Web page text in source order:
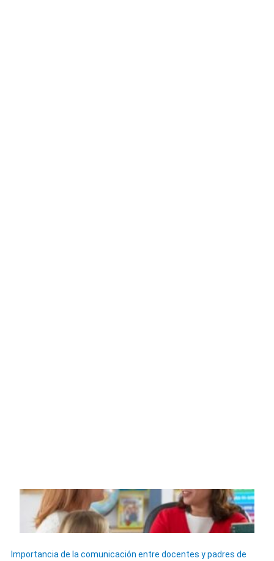
Importancia de la comunicación entre docentes y padres de